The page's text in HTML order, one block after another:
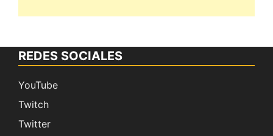
REDES SOCIALES
YouTube
Twitch
Twitter